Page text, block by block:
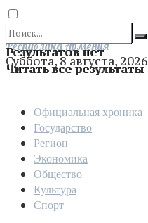
Результатов нет
Читать все результаты
Отправить
Республика Армения
Суббота, 8 августа, 2026
Официальная хроника
Государство
Регион
Экономика
Общество
Культура
Спорт